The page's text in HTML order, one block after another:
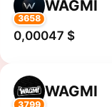
3658
WAGMI
0,00047 $
3799
WAGMI